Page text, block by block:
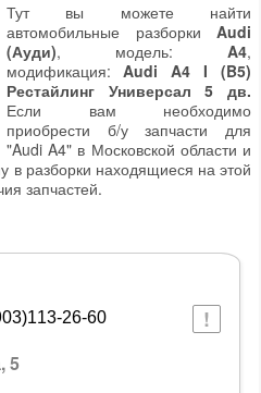
Тут вы можете найти
автомобильные разборки Audi
(Ауди), модель: A4,
модификация: Audi A4 I (B5)
Рестайлинг Универсал 5 дв.
Если вам необходимо
приобрести б/у запчасти для
"Audi A4" в Московской области и
в разборки находящиеся на этой
запчастей.
76-17 8(903)113-26-60
5